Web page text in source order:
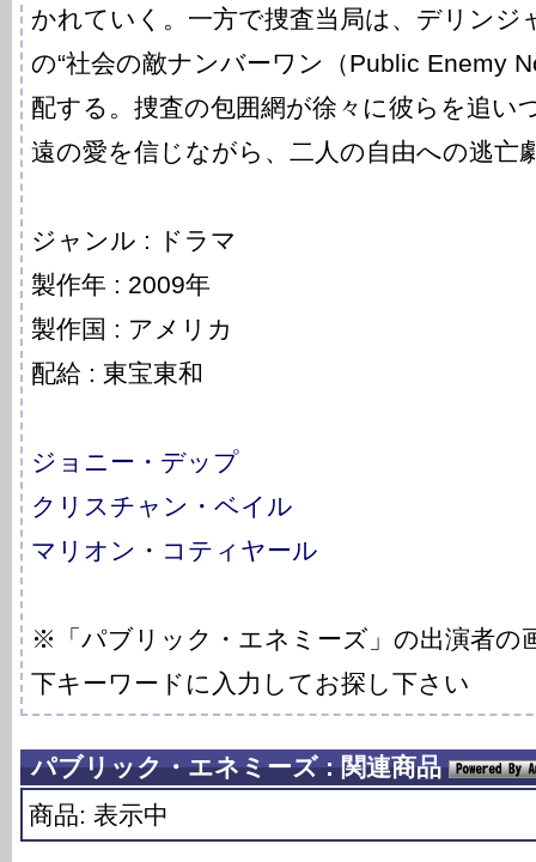
かれていく。一方で捜査当局は、デリンジ
の“社会の敵ナンバーワン（Public Enemy
配する。捜査の包囲網が徐々に彼らを追い
遠の愛を信じながら、二人の自由への逃
ジャンル : ドラマ
製作年 : 2009年
製作国 : アメリカ
配給 : 東宝東和
ジョニー・デップ
クリスチャン・ベイル
マリオン・コティヤール
※「パブリック・エネミーズ」の出演者の
下キーワードに入力してお探し下さい
パブリック・エネミーズ : 関連商品
商品: 表示中